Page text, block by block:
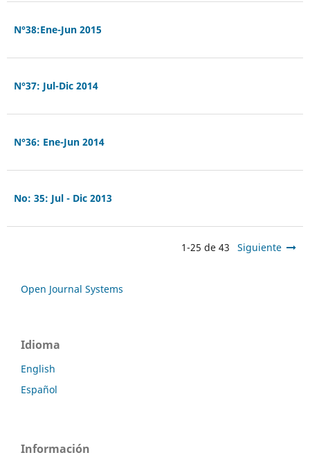
N°38:Ene-Jun 2015
N°37: Jul-Dic 2014
N°36: Ene-Jun 2014
No: 35: Jul - Dic 2013
1-25 de 43 Siguiente
Open Journal Systems
Idioma
English
Español
Información